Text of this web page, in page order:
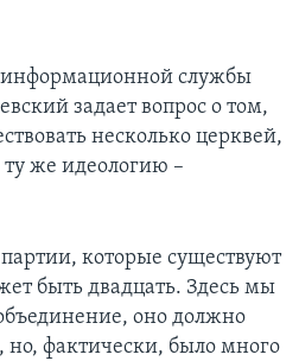
службы
задает вопрос о том,
несколько церквей,
же идеологию –
которые существуют
быть двадцать. Здесь мы
оно должно
но, фактически, было много